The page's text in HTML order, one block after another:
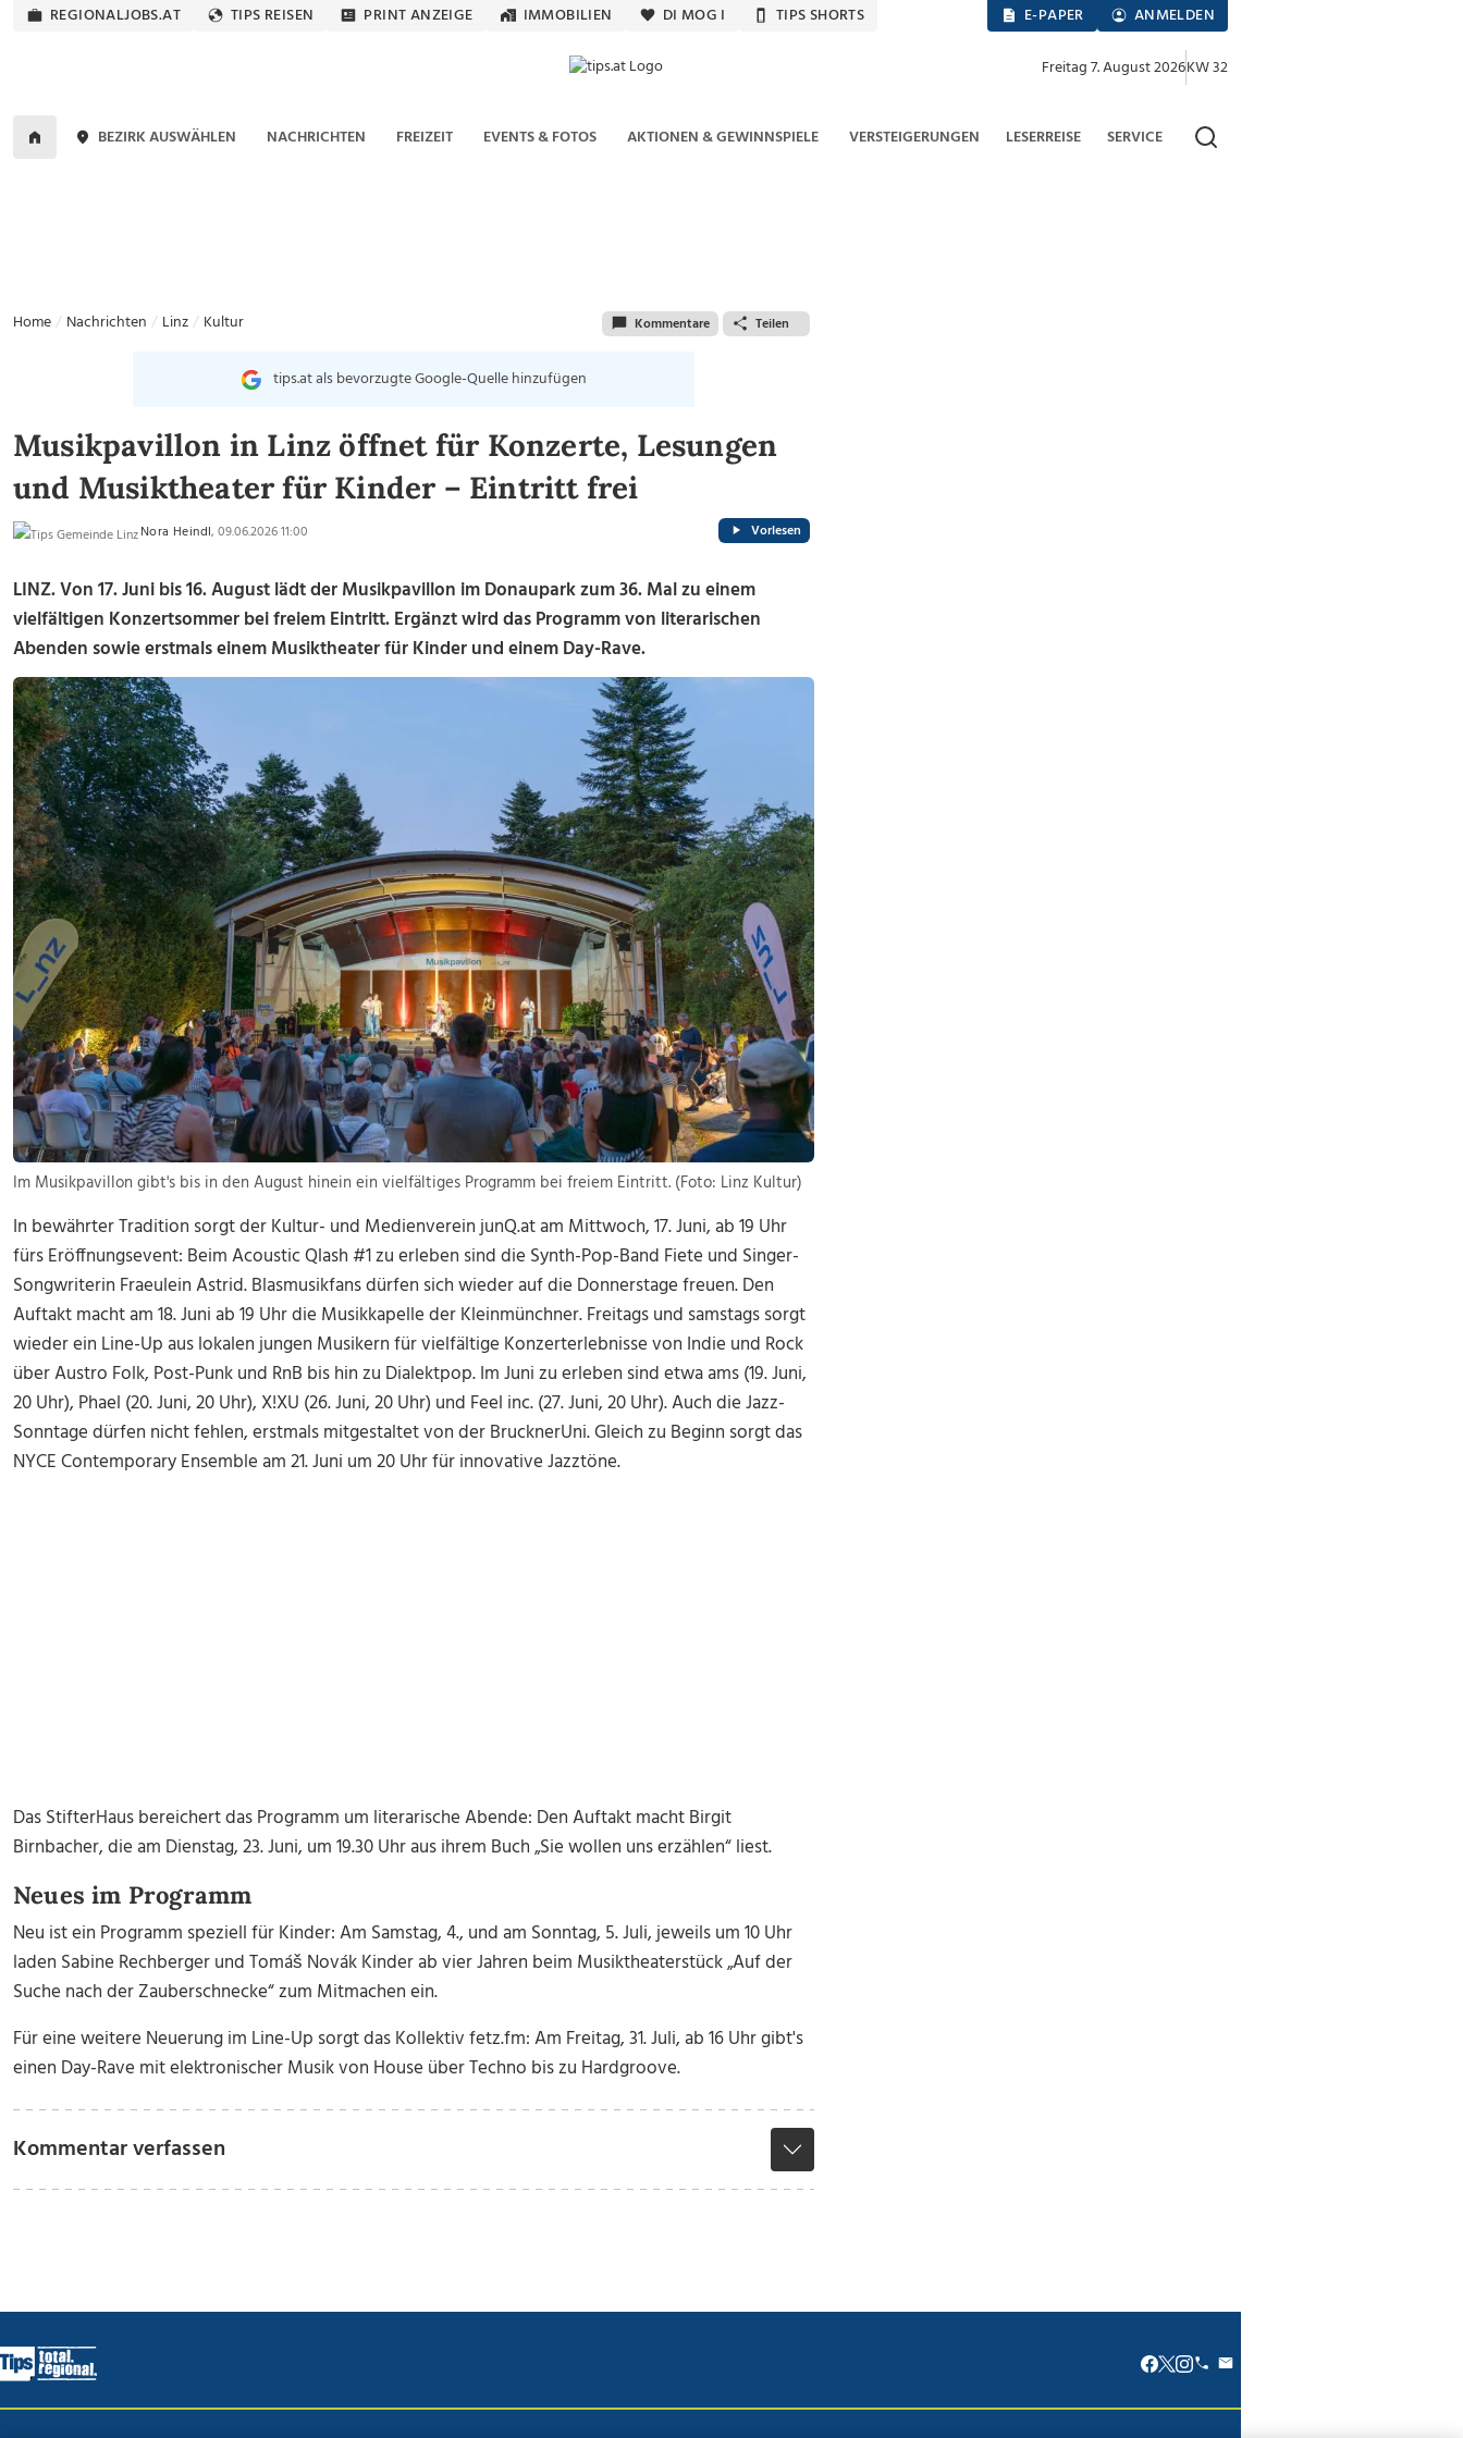
REGIONALJOBS.AT TIPS REISEN PRINT ANZEIGE IMMOBILIEN DI MOG I TIPS SHORTS E-PAPER ANMELDEN
Freitag 7. August 2026KW 32
BEZIRK AUSWÄHLEN NACHRICHTEN FREIZEIT EVENTS & FOTOS AKTIONEN & GEWINNSPIELE VERSTEIGERUNGEN LESERREISE SERVICE
Home Nachrichten Linz Kultur Kommentare Teilen
tips.at als bevorzugte Google-Quelle hinzufügen
Musikpavillon in Linz öffnet für Konzerte, Lesungen
und Musiktheater für Kinder – Eintritt frei
Nora Heindl, 09.06.2026 11:00 Vorlesen
LINZ. Von 17. Juni bis 16. August lädt der Musikpavillon im Donaupark zum 36. Mal zu einem
vielfältigen Konzertsommer bei freiem Eintritt. Ergänzt wird das Programm von literarischen
Abenden sowie erstmals einem Musiktheater für Kinder und einem Day-Rave.
Im Musikpavillon gibt's bis in den August hinein ein vielfältiges Programm bei freiem Eintritt. (Foto: Linz Kultur)
In bewährter Tradition sorgt der Kultur- und Medienverein junQ.at am Mittwoch, 17. Juni, ab 19 Uhr
fürs Eröffnungsevent: Beim Acoustic Qlash #1 zu erleben sind die Synth-Pop-Band Fiete und Singer-
Songwriterin Fraeulein Astrid. Blasmusikfans dürfen sich wieder auf die Donnerstage freuen. Den
Auftakt macht am 18. Juni ab 19 Uhr die Musikkapelle der Kleinmünchner. Freitags und samstags sorgt
wieder ein Line-Up aus lokalen jungen Musikern für vielfältige Konzerterlebnisse von Indie und Rock
über Austro Folk, Post-Punk und RnB bis hin zu Dialektpop. Im Juni zu erleben sind etwa ams (19. Juni,
20 Uhr), Phael (20. Juni, 20 Uhr), X!XU (26. Juni, 20 Uhr) und Feel inc. (27. Juni, 20 Uhr). Auch die Jazz-
Sonntage dürfen nicht fehlen, erstmals mitgestaltet von der BrucknerUni. Gleich zu Beginn sorgt das
NYCE Contemporary Ensemble am 21. Juni um 20 Uhr für innovative Jazztöne.
Das StifterHaus bereichert das Programm um literarische Abende: Den Auftakt macht Birgit
Birnbacher, die am Dienstag, 23. Juni, um 19.30 Uhr aus ihrem Buch „Sie wollen uns erzählen“ liest.
Neues im Programm
Neu ist ein Programm speziell für Kinder: Am Samstag, 4., und am Sonntag, 5. Juli, jeweils um 10 Uhr
laden Sabine Rechberger und Tomáš Novák Kinder ab vier Jahren beim Musiktheaterstück „Auf der
Suche nach der Zauberschnecke“ zum Mitmachen ein.
Für eine weitere Neuerung im Line-Up sorgt das Kollektiv fetz.fm: Am Freitag, 31. Juli, ab 16 Uhr gibt's
einen Day-Rave mit elektronischer Musik von House über Techno bis zu Hardgroove.
Kommentar verfassen